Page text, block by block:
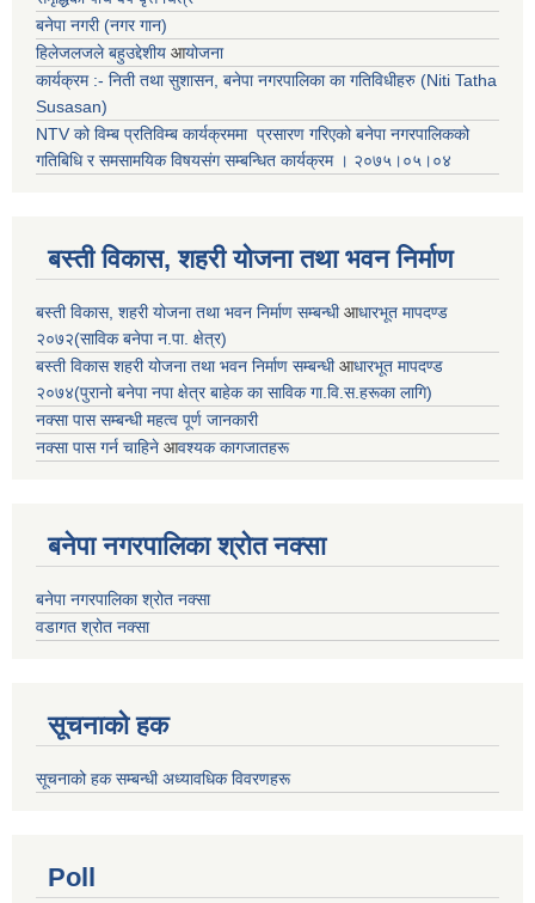
बनेपा नगरी (नगर गान)
हिलेजलजले बहुउद्देशीय आयोजना
कार्यक्रम :- निती तथा सुशासन, बनेपा नगरपालिका का गतिविधीहरु (Niti Tatha
Susasan)
NTV को विम्ब प्रतिविम्ब कार्यक्रममा प्रसारण गरिएकोबनेपा नगरपालिकको
गतिबिधि र समसामयिक विषयसंग सम्बन्धित कार्यक्रम । २०७५।०५।०४
बस्ती विकास, शहरी योजना तथा भवन निर्माण
बस्ती विकास, शहरी योजना तथा भवन निर्माण सम्बन्धीआधारभूत मापदण्ड
२०७२(साविक बनेपा न.पा. क्षेत्र)
बस्ती विकास शहरी योजना तथा भवन निर्माण सम्बन्धीआधारभूत मापदण्ड
२०७४(पुरानो बनेपा नपा क्षेत्र बाहेक का साविक गा.वि.स.हरूका लागि)
नक्सा पास सम्बन्धी महत्व पूर्ण जानकारी
नक्सा पास गर्न चाहिने आवश्यक कागजातहरू
बनेपा नगरपालिका श्रोत नक्सा
बनेपा नगरपालिका श्रोत नक्सा
वडागत श्रोत नक्सा
सूचनाको हक
सूचनाको हक सम्बन्धी अध्यावधिक विवरणहरू
Poll